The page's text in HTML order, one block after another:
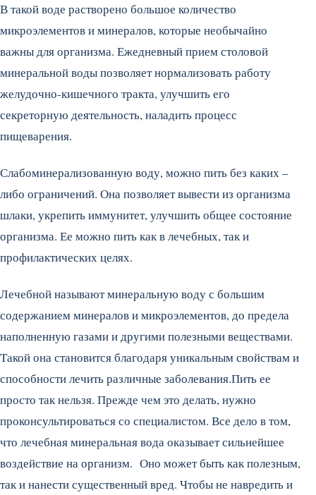
В такой воде растворено большое количество
микроэлементов и минералов, которые необычайно
важны для организма. Ежедневный прием столовой
минеральной воды позволяет нормализовать работу
желудочно-кишечного тракта, улучшить его
секреторную деятельность, наладить процесс
пищеварения.
Слабоминерализованную воду, можно пить без каких –
либо ограничений. Она позволяет вывести из организма
шлаки, укрепить иммунитет, улучшить общее состояние
организма. Ее можно пить как в лечебных, так и
профилактических целях.
Лечебной называют минеральную воду с большим
содержанием минералов и микроэлементов, до предела
наполненную газами и другими полезными веществами.
Такой она становится благодаря уникальным свойствам и
способности лечить различные заболевания.Пить ее
просто так нельзя. Прежде чем это делать, нужно
проконсультироваться со специалистом. Все дело в том,
что лечебная минеральная вода оказывает сильнейшее
воздействие на организм. Оно может быть как полезным,
так и нанести существенный вред. Чтобы не навредить и